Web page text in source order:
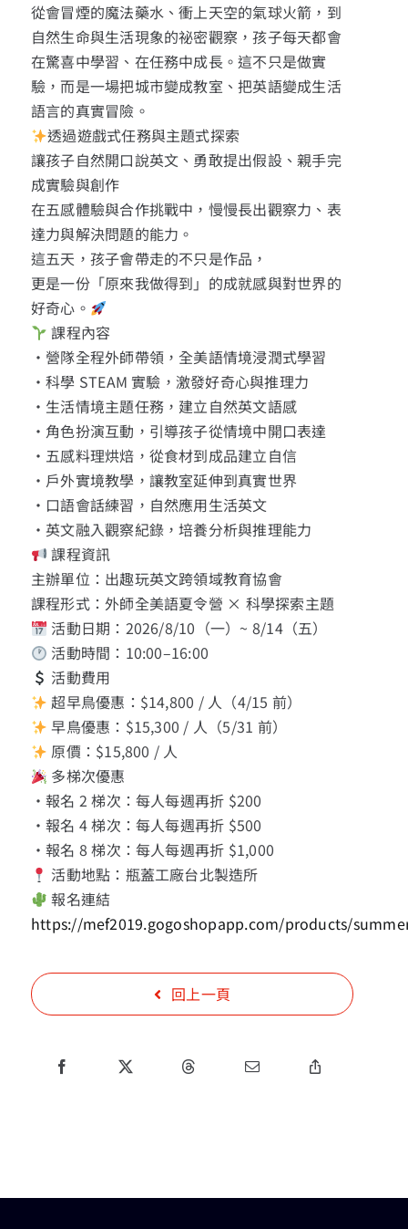
從會冒煙的魔法藥水、衝上天空的氣球火箭，到
自然生命與生活現象的祕密觀察，孩子每天都會
在驚喜中學習、在任務中成長。這不只是做實
驗，而是一場把城市變成教室、把英語變成生活
語言的真實冒險。
透過遊戲式任務與主題式探索
讓孩子自然開口說英文、勇敢提出假設、親手完
成實驗與創作
在五感體驗與合作挑戰中，慢慢長出觀察力、表
達力與解決問題的能力。
這五天，孩子會帶走的不只是作品，
更是一份「原來我做得到」的成就感與對世界的
好奇心。
課程內容
・營隊全程外師帶領，全美語情境浸潤式學習
・科學 STEAM 實驗，激發好奇心與推理力
・生活情境主題任務，建立自然英文語感
・角色扮演互動，引導孩子從情境中開口表達
・五感料理烘焙，從食材到成品建立自信
・戶外實境教學，讓教室延伸到真實世界
・口語會話練習，自然應用生活英文
・英文融入觀察紀錄，培養分析與推理能力
課程資訊
主辦單位：出趣玩英文跨領域教育協會
課程形式：外師全美語夏令營 × 科學探索主題
活動日期：2026/8/10（一）~ 8/14（五）
活動時間：10:00–16:00
活動費用
超早鳥優惠：$14,800 / 人（4/15 前）
早鳥優惠：$15,300 / 人（5/31 前）
原價：$15,800 / 人
多梯次優惠
・報名 2 梯次：每人每週再折 $200
・報名 4 梯次：每人每週再折 $500
・報名 8 梯次：每人每週再折 $1,000
活動地點：瓶蓋工廠台北製造所
報名連結
https://mef2019.gogoshopapp.com/products/
回上一頁